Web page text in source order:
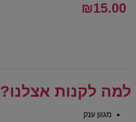
₪15.00
למה לקנות אצלנו?
מגוון ענק